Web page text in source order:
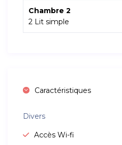
Chambre 2
2 Lit simple
Caractéristiques
Divers
Accès Wi-fi